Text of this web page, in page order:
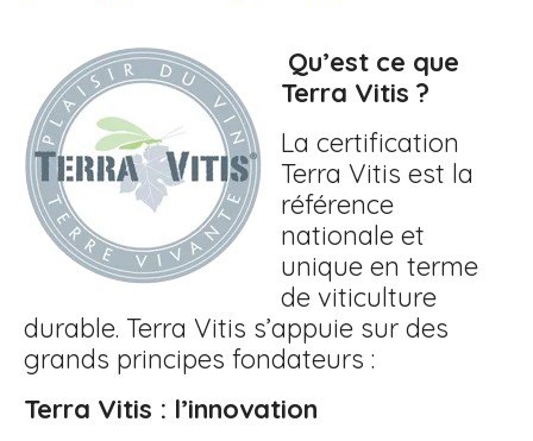
Qu’est ce que
Terra Vitis ?
La certification
Terra Vitis est la
référence
nationale et
unique en terme
de viticulture
durable. Terra Vitis s’appuie sur des
grands principes fondateurs :
Terra Vitis : l’innovation